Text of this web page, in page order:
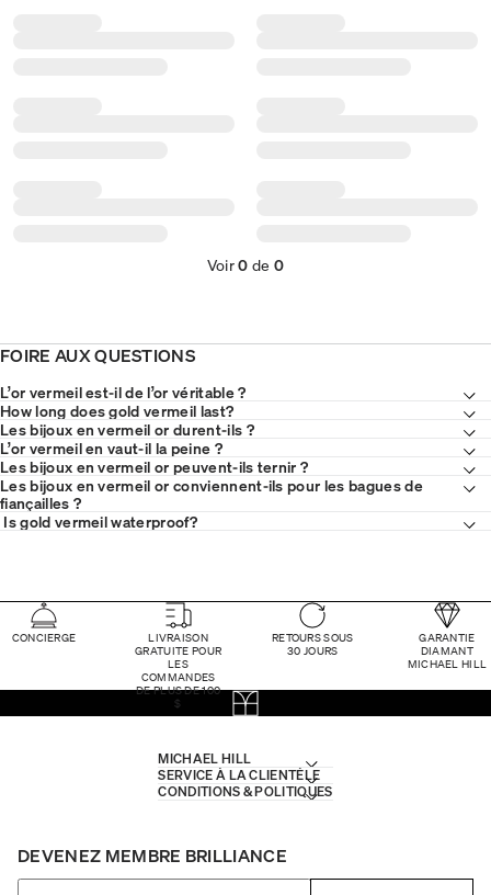
Voir0 de 0
FOIRE AUX QUESTIONS
L’or vermeil est-il de l’or véritable ?
How long does gold vermeil last?
Les bijoux en vermeil or durent-ils ?
L’or vermeil en vaut-il la peine ?
Les bijoux en vermeil or peuvent-ils ternir ?
Les bijoux en vermeil or conviennent-ils pour les bagues de
fiançailles ?
Is gold vermeil waterproof?
CONCIERGE
LIVRAISON
GRATUITE POUR
LES
COMMANDES
DE PLUS DE 100
$
RETOURS SOUS
30 JOURS
GARANTIE
DIAMANT
MICHAEL HILL
MICHAEL HILL
SERVICE À LA CLIENTÈLE
CONDITIONS & POLITIQUES
DEVENEZ MEMBRE BRILLIANCE